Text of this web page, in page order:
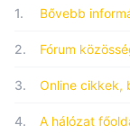
1. Bővebb
2. Fórum
3. Online cikkek,
4. A hálózat